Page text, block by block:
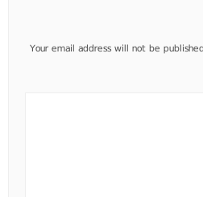
Your email address will not be